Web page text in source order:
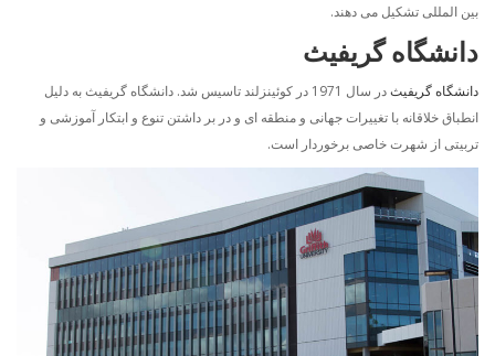
بین المللی تشکیل می دهند.
دانشگاهگریفیث
دانشگاه گریفیث
در سال 1971 در کوئینزلند تاسیس شد. دانشگاه گریفیث به دلیل
انطباق خلاقانه با تغییرات جهانی و منطقه ای و در بر داشتن تنوع و ابتکار آموزشی و
تربیتی از شهرت خاصی برخوردار است.